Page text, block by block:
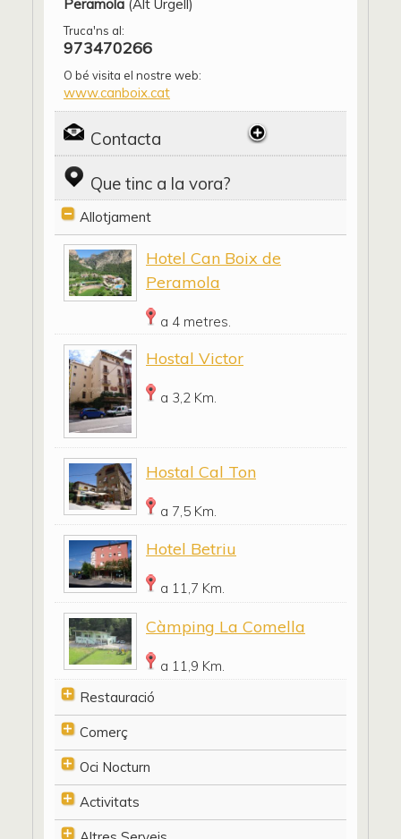
Peramola (Alt Urgell)
Truca'ns al:
973470266
O bé visita el nostre web:
www.canboix.cat
Contacta
Que tinc a la vora?
Allotjament
Hotel Can Boix de
Peramola
a 4 metres.
Hostal Victor
a 3,2 Km.
Hostal Cal Ton
a 7,5 Km.
Hotel Betriu
a 11,7 Km.
Càmping La Comella
a 11,9 Km.
Restauració
Comerç
Oci Nocturn
Activitats